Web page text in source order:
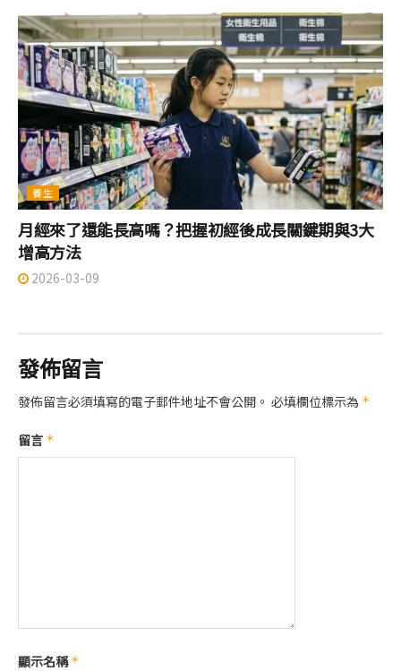
養生
月經來了還能長高嗎？把握初經後成長關鍵期與3大
增高方法
2026-03-09
發佈留言
發佈留言必須填寫的電子郵件地址不會公開。 必填欄位標示為 *
留言*
顯示名稱*